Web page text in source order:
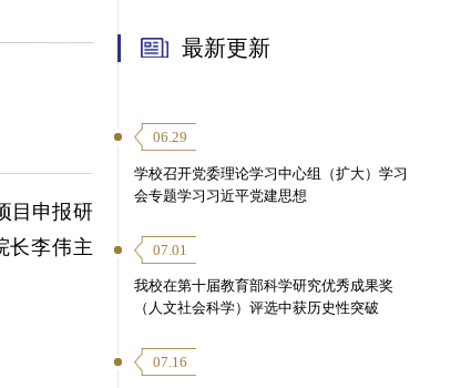
目申报研
长李伟主
最新更新
06.29
学校召开党委理论学习中心组（扩大）学习
会专题学习习近平党建思想
07.01
我校在第十届教育部科学研究优秀成果奖
（人文社会科学）评选中获历史性突破
07.16